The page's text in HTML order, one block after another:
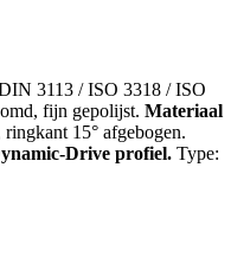
3113 / ISO 3318 / ISO
fijn gepolijst. Materiaal
15° afgebogen.
Drive profiel. Type: